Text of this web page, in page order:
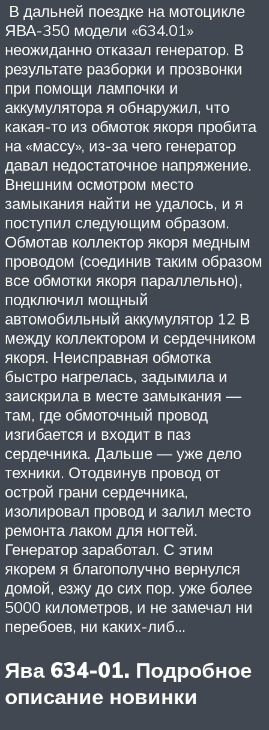
В дальней поездке на мотоцикле
ЯВА-350 модели «634.01»
неожиданно отказал генератор. В
результате разборки и прозвонки
при помощи лампочки и
аккумулятора я обнаружил, что
какая-то из обмоток якоря пробита
на «массу», из-за чего генератор
давал недостаточное напряжение.
Внешним осмотром место
замыкания найти не удалось, и я
поступил следующим образом.
Обмотав коллектор якоря медным
проводом (соединив таким образом
все обмотки якоря параллельно),
подключил мощный
автомобильный аккумулятор 12 В
между коллектором и сердечником
якоря. Неисправная обмотка
быстро нагрелась, задымила и
заискрила в месте замыкания —
там, где обмоточный провод
изгибается и входит в паз
сердечника. Дальше — уже дело
техники. Отодвинув провод от
острой грани сердечника,
изолировал провод и залил место
ремонта лаком для ногтей.
Генератор заработал. С этим
якорем я благополучно вернулся
домой, езжу до сих пор. уже более
5000 километров, и не замечал ни
перебоев, ни каких-либ…
Ява 634-01. Подробное
описание новинки